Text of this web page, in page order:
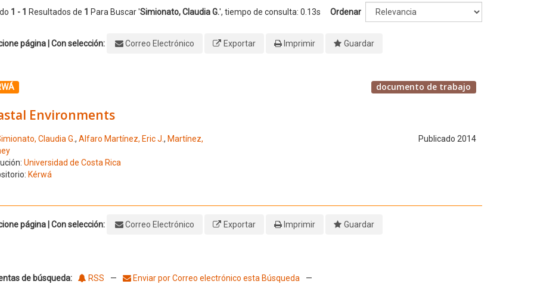
1 - 1 Resultados de 1 Para Buscar 'Simionato, Claudia G.', tiempo de consulta: 0.13s Ordenar
página | Con selección: Correo Electrónico Exportar Imprimir Guardar
el número de resultado 1 documento de trabajo
Environments
Claudia G., Alfaro Martínez, Eric J., Martínez,
Publicado 2014
Universidad de Costa Rica
Kérwá
página | Con selección: Correo Electrónico Exportar Imprimir Guardar
de búsqueda: RSS — Enviar por Correo electrónico esta Búsqueda —